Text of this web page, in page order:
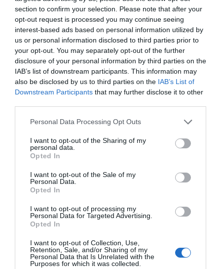
section to confirm your selection. Please note that after your
opt-out request is processed you may continue seeing
interest-based ads based on personal information utilized by
us or personal information disclosed to third parties prior to
your opt-out. You may separately opt-out of the further
disclosure of your personal information by third parties on the
IAB’s list of downstream participants. This information may
also be disclosed by us to third parties on the IAB’s List of
Downstream Participants that may further disclose it to other
Personal Data Processing Opt Outs
I want to opt-out of the Sharing of my
personal data.
Opted In
I want to opt-out of the Sale of my
Personal Data.
Opted In
I want to opt-out of processing my
Personal Data for Targeted Advertising.
Opted In
I want to opt-out of Collection, Use,
Retention, Sale, and/or Sharing of my
Personal Data that Is Unrelated with the
Purposes for which it was collected.
AñadirEl Farmacéutico como fuente preferida
de Google de forma gratuita
Mantente informado con las últimas noticias de actualidad.
ACTIVAR AHORA
Tags
sistema nervioso central nutracéutica
Grupo NuPharm Qualigen
Destacados
La venta online de medicamentos
de uso humano: seguridad y
DIGITAL Isabel Marín Moral